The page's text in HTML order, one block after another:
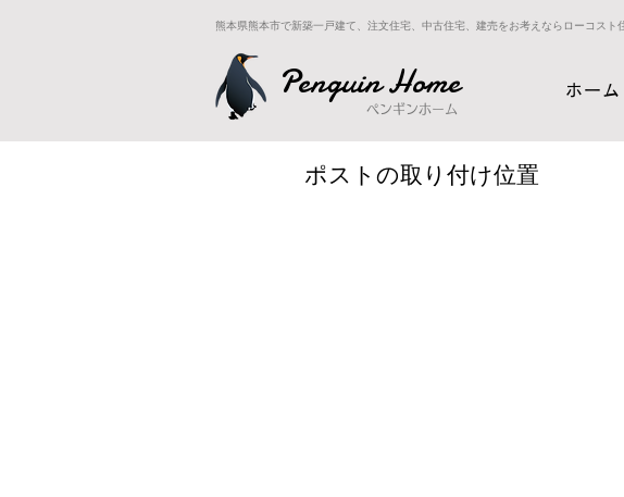
熊本県熊本市で新築一戸建て、注文住宅、中古住宅、建売をお考えならローコス
Penguin Home
ペンギンホーム
ホーム
ポストの取り付け位置